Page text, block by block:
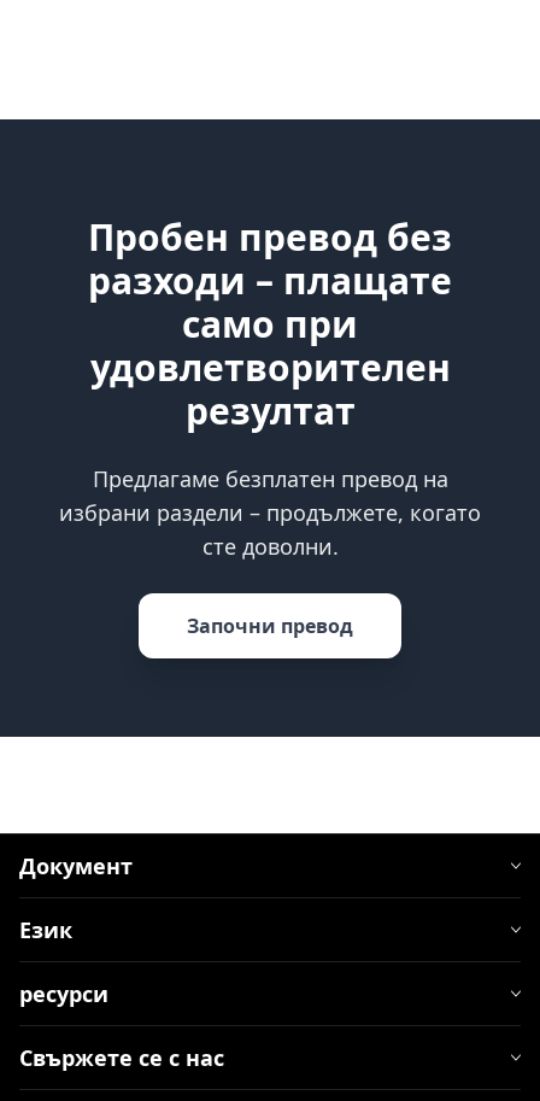
Пробен превод без
разходи – плащате
само при
удовлетворителен
резултат
Предлагаме безплатен превод на
избрани раздели – продължете, когато
сте доволни.
Започни превод
Документ
Език
ресурси
Свържете се с нас